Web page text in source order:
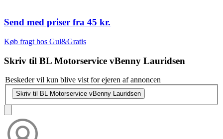
Send med priser fra 45 kr.
Køb fragt hos Gul&Gratis
Skriv til BL Motorservice vBenny Lauridsen
Beskeder vil kun blive vist for ejeren af annoncen
Skriv til BL Motorservice vBenny Lauridsen